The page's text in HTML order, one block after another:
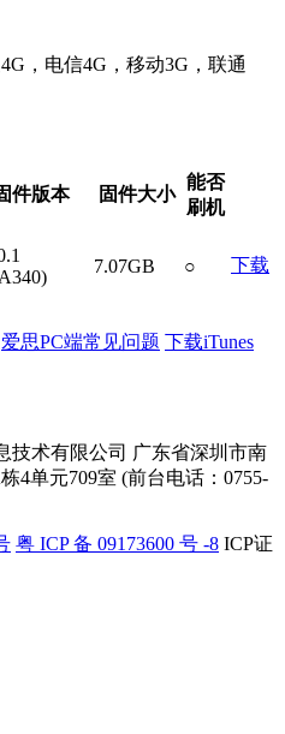
，电信4G，移动3G，联通
件版本 固件大小
能否
刷机
7.07GB ○ 下载
爱思PC端常见问题 下载iTunes
技术有限公司 广东省深圳市南
4单元709室 (前台电话：0755-
粤 ICP 备 09173600 号 -8 ICP证